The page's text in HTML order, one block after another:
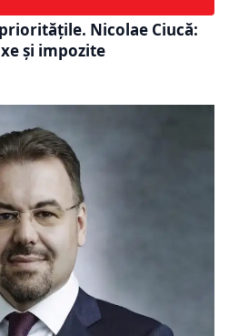
Nicolae Ciucă:
și impozite